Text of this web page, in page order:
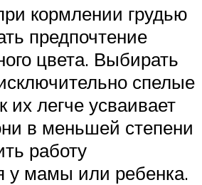
кормлении грудью
предпочтение
цвета. Выбирать
спелые
их легче усваивает
в меньшей степени
работу
у мамы или ребенка.